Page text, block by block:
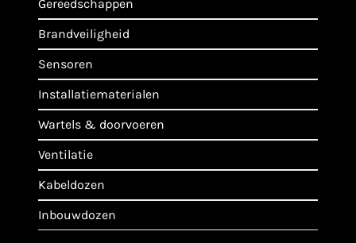
gereedschappen
brandveiligheid
sensoren
installatiematerialen
wartels & doorvoeren
ventilatie
kabeldozen
inbouwdozen